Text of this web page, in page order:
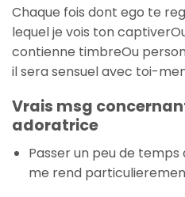
Chaque fois dont ego te
lequel je vois ton
contienne timbreOu
il sera sensuel avec toi-
Vrais msg
adoratrice
Passer un peu de
me rend